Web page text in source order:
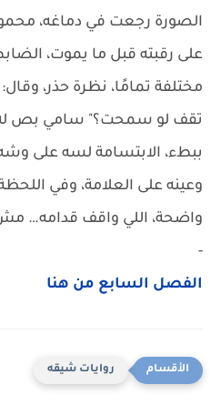
الصورة رجعت في دماغه،
على رقبته قبل ما يموت،
مختلفة تمامًا، نظرة حذر،
تقف لو سمحت؟" سامي بص
ببطء، الابتسامة لسه على
وعينه على العلامة، وفي
واضحة، اللي واقف قدامه…
-
الفصل السابع من هنا
روايات شيقه